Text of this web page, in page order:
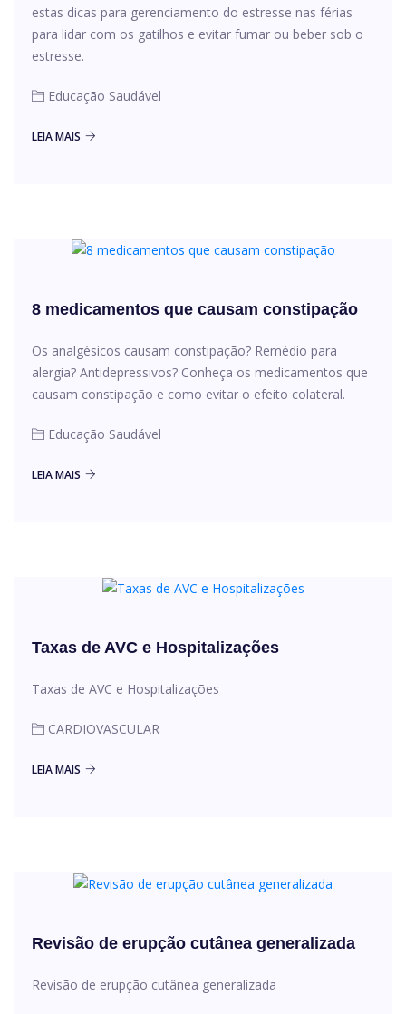
estas dicas para gerenciamento do estresse nas férias
para lidar com os gatilhos e evitar fumar ou beber sob o
estresse.
Educação Saudável
LEIA MAIS
8 medicamentos que causam constipação
Os analgésicos causam constipação? Remédio para
alergia? Antidepressivos? Conheça os medicamentos que
causam constipação e como evitar o efeito colateral.
Educação Saudável
LEIA MAIS
Taxas de AVC e Hospitalizações
Taxas de AVC e Hospitalizações
CARDIOVASCULAR
LEIA MAIS
Revisão de erupção cutânea generalizada
Revisão de erupção cutânea generalizada